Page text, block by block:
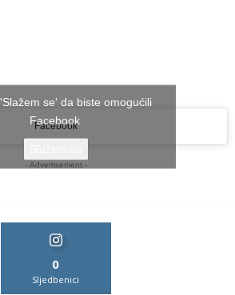
Facebook
se' da biste omogućili
Facebook
- Advertisement -
0
Sljedbenici